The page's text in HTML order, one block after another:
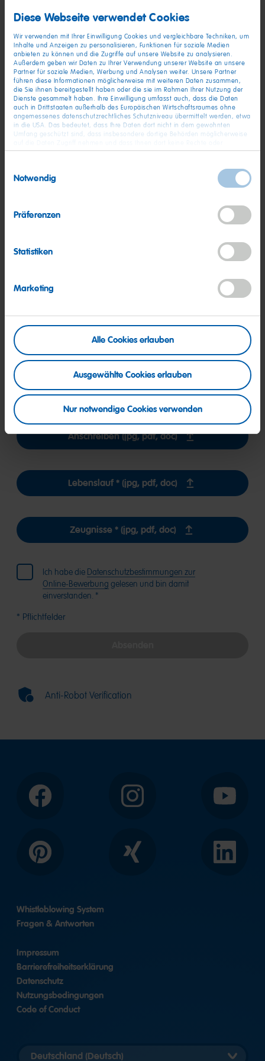
Diese Webseite verwendet Cookies
Wir verwenden mit Ihrer Einwilligung Cookies und vergleichbare Techniken, um
Inhalte und Anzeigen zu personalisieren, Funktionen für soziale Medien
anbieten zu können und die Zugriffe auf unsere Website zu analysieren.
Außerdem geben wir Daten zu Ihrer Verwendung unserer Website an unsere
Partner für soziale Medien, Werbung und Analysen weiter. Unsere Partner
führen diese Informationen möglicherweise mit weiteren Daten zusammen,
die Sie ihnen bereitgestellt haben oder die sie im Rahmen Ihrer Nutzung der
Dienste gesammelt haben. Ihre Einwilligung umfasst auch, dass die Daten
auch in Drittstaaten außerhalb des Europäischen Wirtschaftsraumes ohne
angemessenes datenschutzrechtliches Schutzniveau übermittelt werden, etwa
in die USA. Das bedeutet, dass Ihre Daten dort nicht in dem gewohnten
Umfang geschützt sind, dass insbesondere dortige Behörden möglicherweise
Rechtsbehelfe zur Verfügung stehen. Sie haben das Rechts, Ihre Einwilligung
finden Sie detaillierten Informationen zur Verarbeitung
Ihrer Daten und zum Widerruf Ihrer Einwilligung. Unser Impressum finden Sie
Notwendig
Präferenzen
Statistiken
Marketing
Alle Cookies erlauben
Ausgewählte Cookies erlauben
Nur notwendige Cookies verwenden
01. Unsere Unternehmenssprache ist Deutsch. Welchem Level
entsprechen Ihre Deutschkenntnisse?
02. Wie viele Jahre Berufserfahrung haben Sie in der Lüftungs-
und Klimatechnik ?
03. Verfügen Sie über eine abgeschlossene Ausbildung in
gewünschtes Eintrittsdatum.
05. Bitte nennen Sie uns Ihre Gehaltsvorstellung für ein
Die Bewerbungsunterlagen können als JPG-, PDF- oder Word-
Dateien mit bis zu 10 MB pro Datei hochgeladen werden.
Anschreiben (jpg, pdf, doc)
Lebenslauf * (jpg, pdf, doc)
Zeugnisse * (jpg, pdf, doc)
Ich habe die Datenschutzbestimmungen zur
Online-Bewerbung gelesen und bin damit
einverstanden. *
* Pflichtfelder
Anti-Robot Verification
Facebook Instagram YouTube
Pinterest Xing LinkedIn
Whistleblowing System
Fragen & Antworten
Impressum
Barrierefreiheitserklärung
Datenschutz
Nutzungsbedingungen
Code of Conduct
Länderversion